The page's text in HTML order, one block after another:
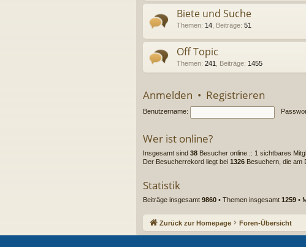
Biete und Suche
Themen: 14 Beiträge: 51
Off Topic
Themen: 241 Beiträge: 1455
Anmelden • Registrieren
Benutzername:
Wer ist online?
Insgesamt sind 38 Besucher online :: 1 sichtbares
Der Besucherrekord liegt bei 1326 Besuchern, die am
Statistik
Beiträge insgesamt 9860 • Themen insgesamt 1259 •
Zurück zur Homepage Foren-Übersicht